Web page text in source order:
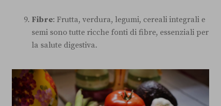
Fibre: Frutta, verdura, legumi, cereali integrali e
semi sono tutte ricche fonti di fibre, essenziali per
la salute digestiva.